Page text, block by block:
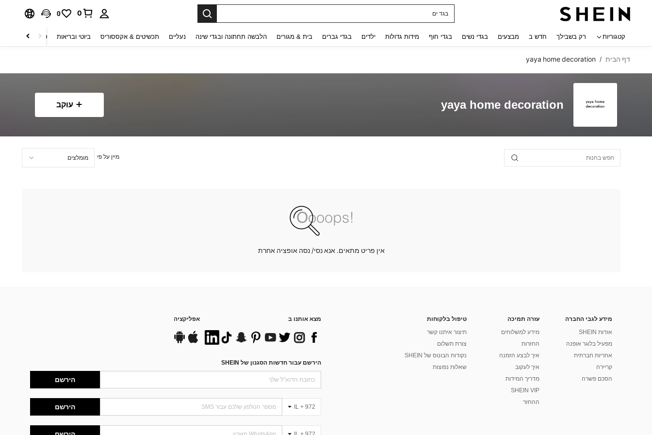
בגד ים
0
0
קטגוריות רק בשבילך חדש ב מבצעים בגדי נשים בגדי חוף מידות גדולות ילדים בגדי גברים בית & מגורים הלבשה תחתונה ובגדי שינה נעליים תכשיטים & אקססוריס ביוטי ובריאות טקסטיל לבית
דף הבית /
yaya home decoration
yaya home decoration עוקב
מיין על פי
אין פריט מתאים. אנא נסי/ נסה אופציה אחרת
מידע לגבי החברה
אודות SHEIN
מפעיל בלוגר אופנה
אחריות חברתית
קריירה
הסכם פשרה
עזרה תמיכה
מידע למשלוחים
החזרות
איך לבצע הזמנה
איך לעקוב
מדריך המידות
SHEIN VIP
ההחזר
טיפול בלקוחות
תיצור איתנו קשר
צורת תשלום
נקודות הבונוס של SHEIN
שאלות נפוצות
מצא אותנו ב אפליקציה
הירשם עבור חדשות הסגנון של SHEIN
הירשם
IL + 972 הירשם